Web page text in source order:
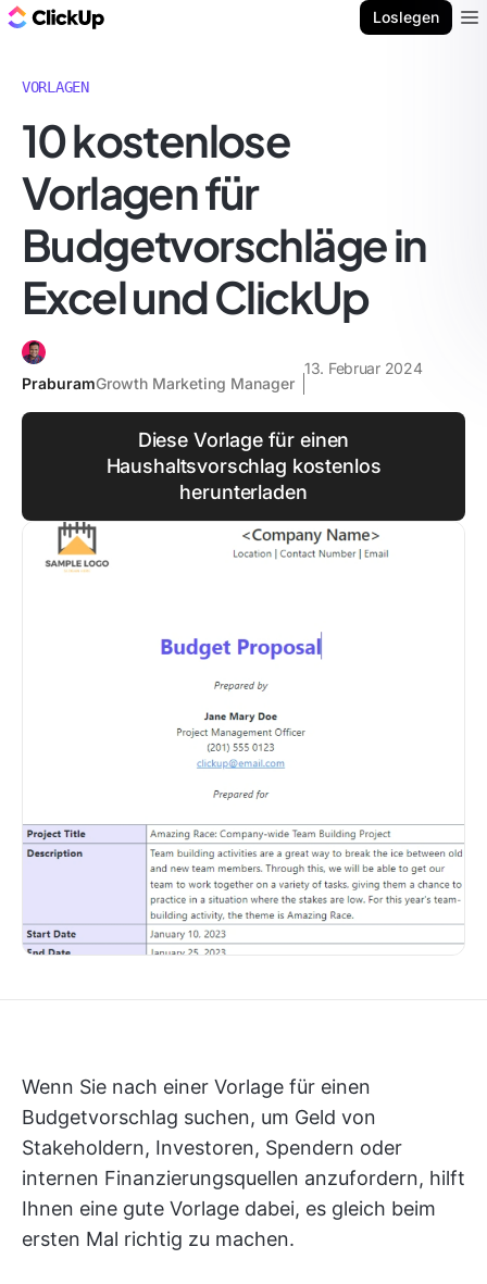
Loslegen
VORLAGEN
10 kostenlose
Vorlagen für
Budgetvorschläge in
Excel und ClickUp
PraburamGrowth Marketing Manager
13. Februar 2024
Diese Vorlage für einen
Haushaltsvorschlag kostenlos
herunterladen
Wenn Sie nach einer Vorlage für einen
Budgetvorschlag suchen, um Geld von
Stakeholdern, Investoren, Spendern oder
internen Finanzierungsquellen anzufordern, hilft
Ihnen eine gute Vorlage dabei, es gleich beim
ersten Mal richtig zu machen.